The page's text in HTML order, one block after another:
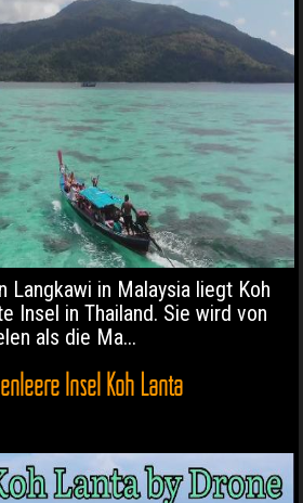
Langkawi in Malaysia liegt Koh
Insel in Thailand. Sie wird von
als die Ma...
Insel Koh Lanta